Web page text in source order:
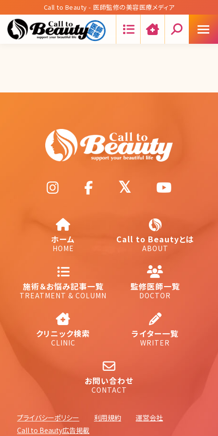
Call to Beauty - 医師監修の美容医療メディア
ホーム
HOME
Call to Beautyとは
ABOUT
施術＆お悩み記事一覧
TREATMENT & COLUMN
監修医師一覧
DOCTOR
クリニック検索
CLINIC
ライター一覧
WRITER
お問い合わせ
CONTACT
プライバシーポリシー 利用規約
運営会社
Call to Beauty広告掲載